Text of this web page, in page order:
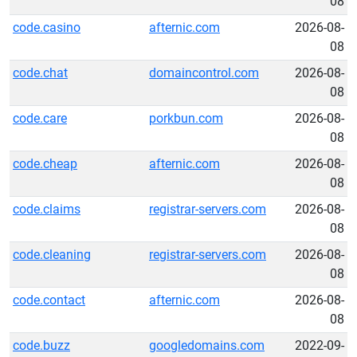
code.casino
afternic.com
2026-08-
08
code.chat
domaincontrol.com
2026-08-
08
code.care
porkbun.com
2026-08-
08
code.cheap
afternic.com
2026-08-
08
code.claims
registrar-servers.com
2026-08-
08
code.cleaning
registrar-servers.com
2026-08-
08
code.contact
afternic.com
2026-08-
08
code.buzz
googledomains.com 2022-09-